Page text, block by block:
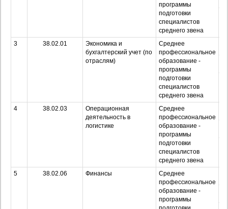
программы
подготовки
специалистов
среднего звена
3 38.02.01
Экономика и
бухгалтерский учет (по
отраслям)
Среднее
профессиональное
образование -
программы
подготовки
специалистов
среднего звена
4 38.02.03
Операционная
деятельность в
логистике
Среднее
профессиональное
образование -
программы
подготовки
специалистов
среднего звена
5 38.02.06 Финансы
Среднее
профессиональное
образование -
программы